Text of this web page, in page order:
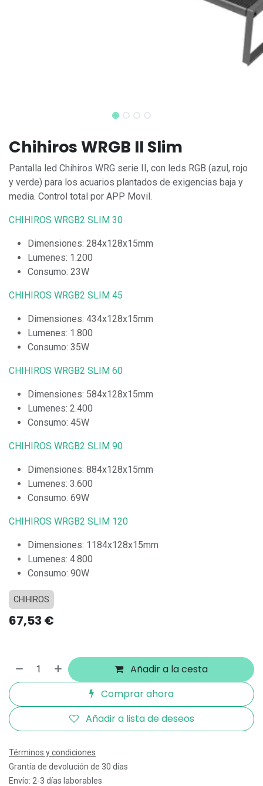
Chihiros WRGB II Slim
Pantalla led Chihiros WRG serie II, con leds RGB (azul, rojo
y verde) para los acuarios plantados de exigencias baja y
media. Control total por APP Movil.
CHIHIROS WRGB2 SLIM 30
Dimensiones: 284x128x15mm
Lumenes: 1.200
Consumo: 23W
CHIHIROS WRGB2 SLIM 45
Dimensiones: 434x128x15mm
Lumenes: 1.800
Consumo: 35W
CHIHIROS WRGB2 SLIM 60
Dimensiones: 584x128x15mm
Lumenes: 2.400
Consumo: 45W
CHIHIROS WRGB2 SLIM 90
Dimensiones: 884x128x15mm
Lumenes: 3.600
Consumo: 69W
CHIHIROS WRGB2 SLIM 120
Dimensiones: 1184x128x15mm
Lumenes: 4.800
Consumo: 90W
CHIHIROS
67,53 €
Añadir a la cesta
Comprar ahora
Añadir a lista de deseos
Términos y condiciones
Grantía de devolución de 30 días
Envío: 2-3 días laborables